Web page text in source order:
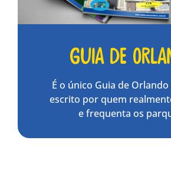
Guia de
É o único Guia de
escrito por quem
e frequenta os